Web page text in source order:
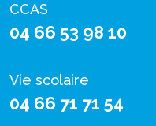
CCAS
04 66 53 98 10
Vie scolaire
04 66 71 71 54